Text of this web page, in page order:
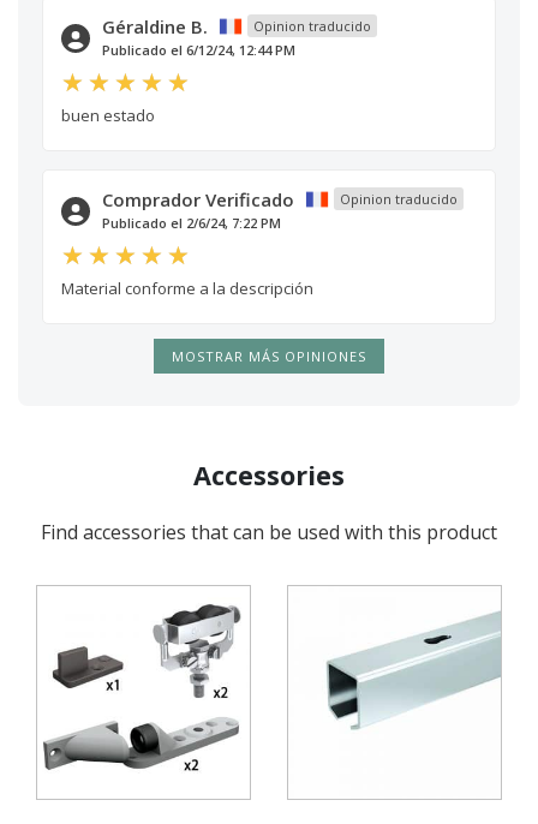
Géraldine B.
Opinion traducido
Publicado el 6/12/24, 12:44 PM
buen estado
Comprador Verificado
Opinion traducido
Publicado el 2/6/24, 7:22 PM
Material conforme a la descripción
MOSTRAR MÁS OPINIONES
Accessories
Find accessories that can be used with this product